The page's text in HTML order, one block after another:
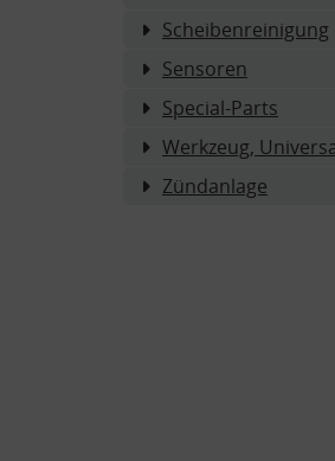
Scheibenreinigung
Sensoren
Special-Parts
Werkzeug,
Zündanlage